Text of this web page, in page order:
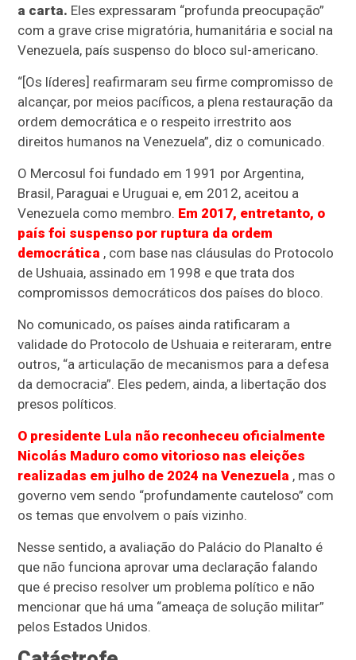
a carta. Eles expressaram “profunda preocupação”
com a grave crise migratória, humanitária e social na
Venezuela, país suspenso do bloco sul-americano.
“[Os líderes] reafirmaram seu firme compromisso de
alcançar, por meios pacíficos, a plena restauração da
ordem democrática e o respeito irrestrito aos
direitos humanos na Venezuela”, diz o comunicado.
O Mercosul foi fundado em 1991 por Argentina,
Brasil, Paraguai e Uruguai e, em 2012, aceitou a
Venezuela como membro. Em 2017, entretanto, o
país foi suspenso por ruptura da ordem
democrática , com base nas cláusulas do Protocolo
de Ushuaia, assinado em 1998 e que trata dos
compromissos democráticos dos países do bloco.
No comunicado, os países ainda ratificaram a
validade do Protocolo de Ushuaia e reiteraram, entre
outros, “a articulação de mecanismos para a defesa
da democracia”. Eles pedem, ainda, a libertação dos
presos políticos.
O presidente Lula não reconheceu oficialmente
Nicolás Maduro como vitorioso nas eleições
realizadas em julho de 2024 na Venezuela , mas o
governo vem sendo “profundamente cauteloso” com
os temas que envolvem o país vizinho.
Nesse sentido, a avaliação do Palácio do Planalto é
que não funciona aprovar uma declaração falando
que é preciso resolver um problema político e não
mencionar que há uma “ameaça de solução militar”
pelos Estados Unidos.